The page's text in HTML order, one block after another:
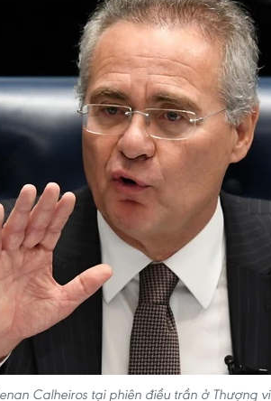
Calheiros tại phiên điều trần ở Thượng